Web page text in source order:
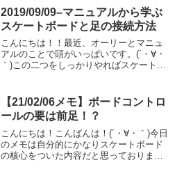
っか増えていて記事をいくつかに分けた
ほうがいいくらいの...
2019/09/09–マニュアルから学ぶ
スケートボードと足の接続方法
こんにちは！！最近、オーリーとマニュ
アルのことで頭がいっぱいです。(´・∀・
｀)この二つをしっかりやればスケートボ
てどうやってますか？僕は先週くらいま
でずっと、前足の力...
【21/02/06メモ】ボードコントロ
ールの要は前足！？
こんにちは！こんばんは！(´・∀・｀)今日
のメモは自分的にかなりスケートボード
の核心をついた内容だと思っておりま